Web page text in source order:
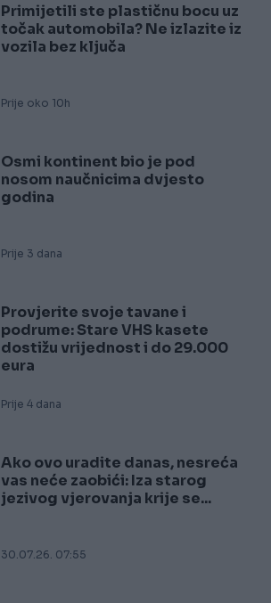
Primijetili ste plastičnu bocu uz
točak automobila? Ne izlazite iz
vozila bez ključa
Prije oko 10h
Osmi kontinent bio je pod
nosom naučnicima dvjesto
godina
Prije 3 dana
Provjerite svoje tavane i
podrume: Stare VHS kasete
dostižu vrijednost i do 29.000
eura
Prije 4 dana
Ako ovo uradite danas, nesreća
vas neće zaobići: Iza starog
jezivog vjerovanja krije se...
30.07.26. 07:55